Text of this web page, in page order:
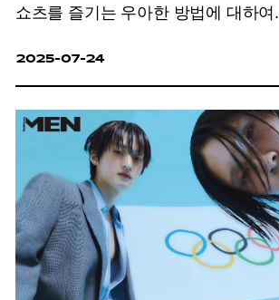
쇼츠를 즐기는 우아한 방법에 대하여.
2025-07-24